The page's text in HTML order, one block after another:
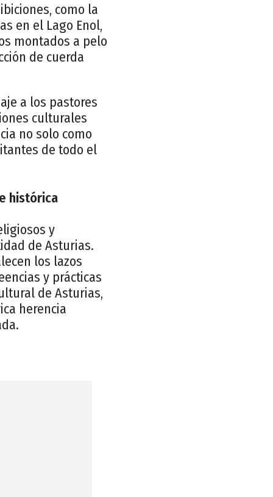
como la
en el Lago Enol,
montados a pelo
de cuerda
a los pastores
culturales
no solo como
de todo el
histórica
y
de Asturias.
los lazos
y prácticas
de Asturias,
herencia